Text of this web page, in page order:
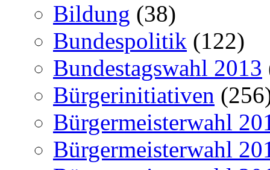
Bildung (38)
Bundespolitik (122)
Bundestagswahl 2013
Bürgerinitiativen
Bürgermeisterwahl
Bürgermeisterwahl